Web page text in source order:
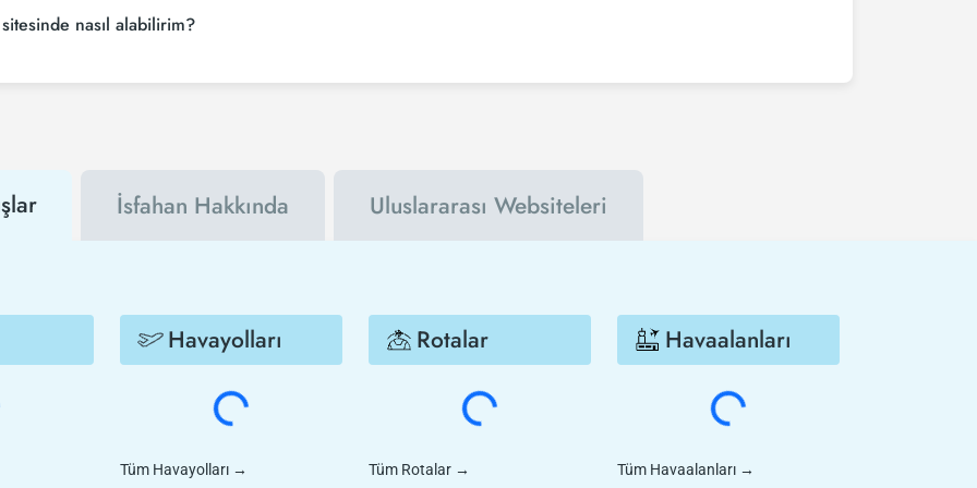
nasıl alabilirim?
olacaksınız. İndirim kuponu kullanarak Siirt - İsfahan uçak biletinizi çok daha ucuza satın alabilirsiniz.
İsfahan Hakkında Uluslararası Websiteleri
Havayolları
Tüm Havayolları →
Rotalar
Tüm Rotalar →
Havaalanları
Tüm Havaalanları →